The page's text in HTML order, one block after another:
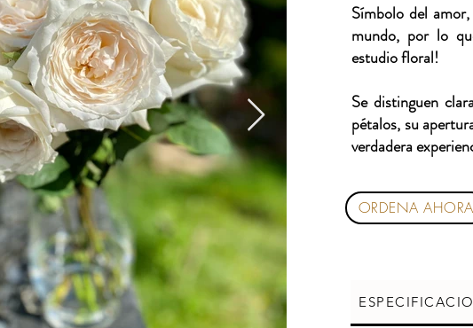
Símbolo del
mundo, por lo
estudio floral!
Se distinguen
pétalos, su
verdadera
ORDENA AHORA